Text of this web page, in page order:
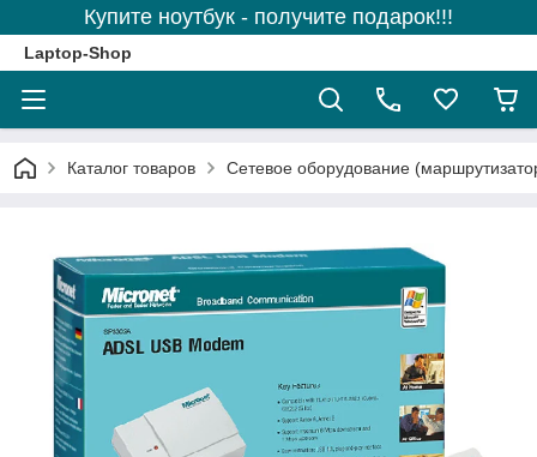
Купите ноутбук - получите подарок!!!
Laptop-Shop
Каталог товаров Сетевое оборудование